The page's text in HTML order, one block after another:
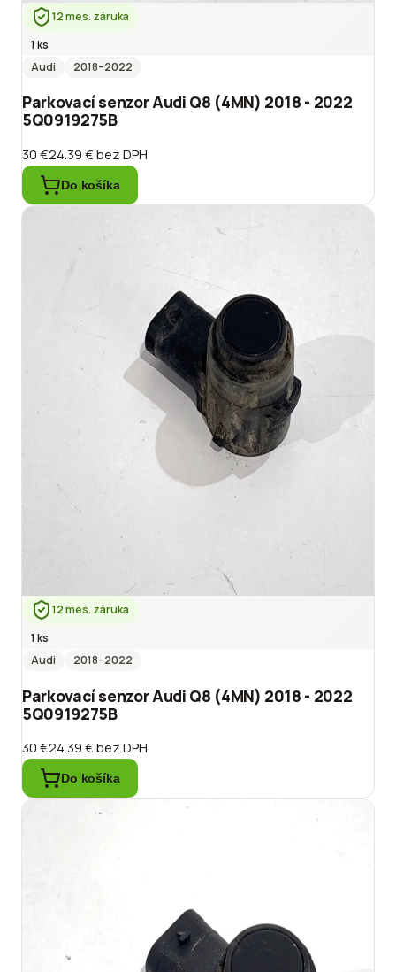
12 mes. záruka
1 ks
Audi
2018–2022
Parkovací senzor Audi Q8 (4MN) 2018 - 2022
5Q0919275B
30 €24.39 €bez DPH
Do košíka
12 mes. záruka
1 ks
Audi
2018–2022
Parkovací senzor Audi Q8 (4MN) 2018 - 2022
5Q0919275B
30 €24.39 €bez DPH
Do košíka